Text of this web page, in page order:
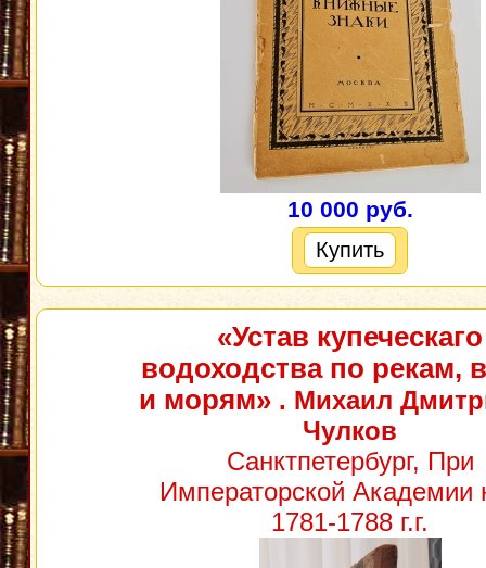
10 000 руб.
Купить
«Устав купеческаго
водоходства по рекам,
и морям». Михаил
Чулков
Санктпетербург, При
Императорской Академии
1781-1788 г.г.